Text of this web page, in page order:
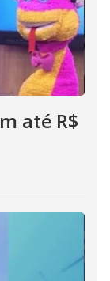
até R$